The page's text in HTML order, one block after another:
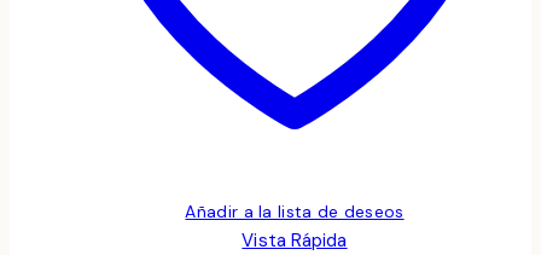
Añadir a la lista de deseos
Vista Rápida